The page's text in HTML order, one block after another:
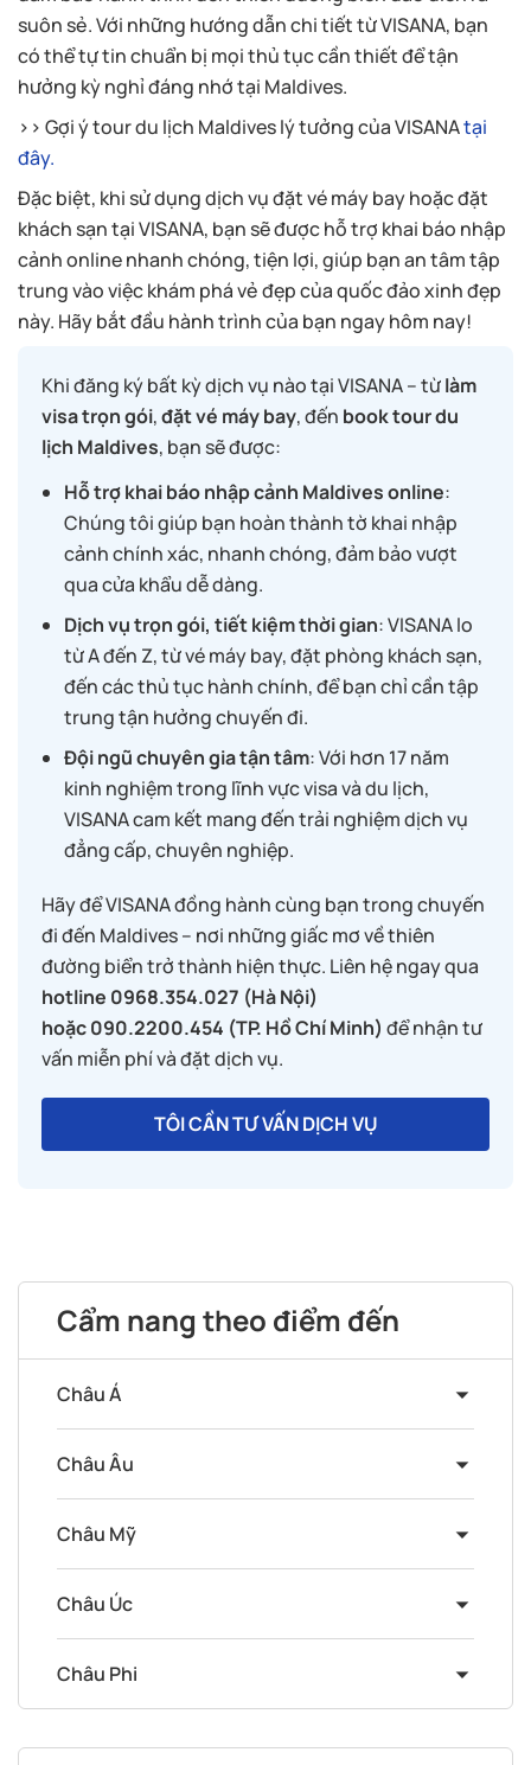
suôn sẻ. Với những hướng dẫn chi tiết từ VISANA, bạn
có thể tự tin chuẩn bị mọi thủ tục cần thiết để tận
hưởng kỳ nghỉ đáng nhớ tại Maldives.
>> Gợi ý tour du lịch Maldives lý tưởng của VISANAtại
đây.
Đặc biệt, khi sử dụng dịch vụ đặt vé máy bay hoặc đặt
khách sạn tại VISANA, bạn sẽ được hỗ trợ khai báo nhập
cảnh online nhanh chóng, tiện lợi, giúp bạn an tâm tập
trung vào việc khám phá vẻ đẹp của quốc đảo xinh đẹp
này. Hãy bắt đầu hành trình của bạn ngay hôm nay!
Khi đăng ký bất kỳ dịch vụ nào tại VISANA – từlàm
visa trọn gói,đặt vé máy bay, đến book tour du
lịch Maldives, bạn sẽ được:
Hỗ trợ khai báo nhập cảnh Maldives online:
Chúng tôi giúp bạn hoàn thành tờ khai nhập
cảnh chính xác, nhanh chóng, đảm bảo vượt
qua cửa khẩu dễ dàng.
Dịch vụ trọn gói, tiết kiệm thời gian: VISANA lo
từ A đến Z, từ vé máy bay, đặt phòng khách sạn,
đến các thủ tục hành chính, để bạn chỉ cần tập
trung tận hưởng chuyến đi.
Đội ngũ chuyên gia tận tâm: Với hơn 17 năm
kinh nghiệm trong lĩnh vực visa và du lịch,
VISANA cam kết mang đến trải nghiệm dịch vụ
đẳng cấp, chuyên nghiệp.
Hãy để VISANA đồng hành cùng bạn trong chuyến
đi đến Maldives – nơi những giấc mơ về thiên
đường biển trở thành hiện thực. Liên hệ ngay qua
hotline 0968.354.027 (Hà Nội)
hoặc 090.2200.454 (TP. Hồ Chí Minh) để nhận tư
vấn miễn phí và đặt dịch vụ.
TÔI CẦN TƯ VẤN DỊCH VỤ
Cẩm nang theo điểm đến
Châu Á
Châu Âu
Châu Mỹ
Châu Úc
Châu Phi